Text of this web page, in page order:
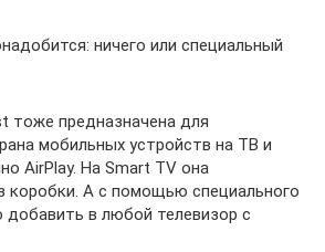
ничего или специальный
тоже предназначена для
мобильных устройств на ТВ и
AirPlay. На Smart TV она
коробки. А с помощью специального
в любой телевизор с